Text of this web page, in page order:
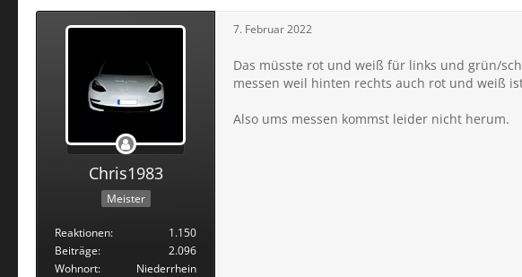
Chris1983
Meister
Reaktionen
1.150
Beiträge
2.096
Wohnort
Niederrhein
7. Februar 2022
Das müsste rot und weiß für links und grün/
messen weil hinten rechts auch rot und weiß
Also ums messen kommst leider nicht herum.